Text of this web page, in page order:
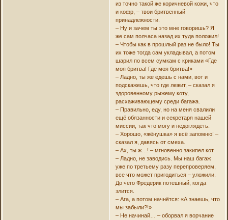
из точно такой же коричневой кожи, что
и кофр, – твои бритвенный
принадлежности.
– Ну и зачем ты это мне говоришь? Я
же сам полчаса назад их туда положил!
– Чтобы как в прошлый раз не было! Ты
их тоже тогда сам укладывал, а потом
шарил по всем сумкам с криками «Где
моя бритва! Где моя бритва!»
– Ладно, ты же едешь с нами, вот и
подскажешь, что где лежит, – сказал я
здоровенному рыжему коту,
расхаживающему среди багажа.
– Правильно, еду, но на меня свалили
ещё обязанности и секретаря нашей
миссии, так что могу и недоглядеть.
– Хорошо, «жёнушка» я всё запомню! –
сказал я, давясь от смеха.
– Ах, ты ж…! – мгновенно закипел кот.
– Ладно, не заводись. Мы наш багаж
уже по третьему разу перепроверяем,
все что может пригодиться – уложили.
До чего Фредерик потешный, когда
злится.
– Ага, а потом начнётся: «А знаешь, что
мы забыли?!»
– Не начинай… – оборвал я ворчание